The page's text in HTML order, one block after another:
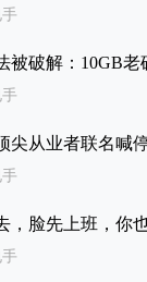
被破解：10GB老
尖从业者联名喊
，脸先上班，你